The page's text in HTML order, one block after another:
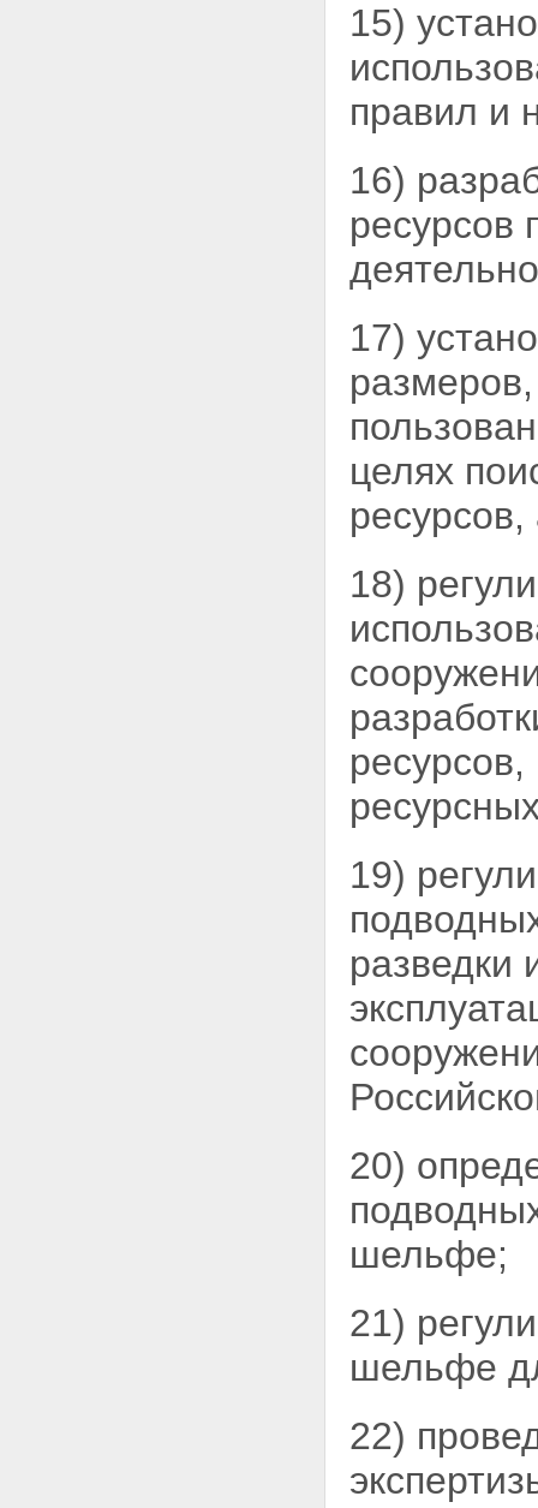
15)
правил и
16)
ресурсов
17)
целях
18)
19)
разведки
20)
шельфе;
21)
шельфе
22)